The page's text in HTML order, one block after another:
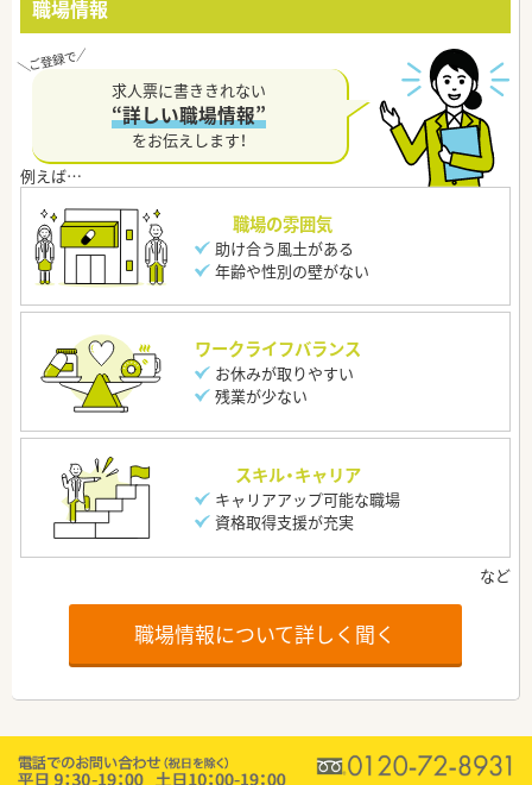
職場情報
求人票に書ききれない
“詳しい職場情報”
をお伝えします！
職場の雰囲気
助け合う風土がある
年齢や性別の壁がない
ワークライフバランス
お休みが取りやすい
残業が少ない
スキル・キャリア
キャリアアップ可能な職場
資格取得支援が充実
職場情報について詳しく聞く